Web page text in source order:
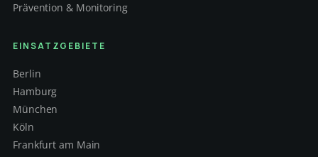
Prävention & Monitoring
EINSATZGEBIETE
Berlin
Hamburg
München
Köln
Frankfurt am Main